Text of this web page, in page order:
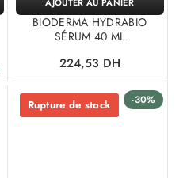
BIODERMA HYDRABIO
SÉRUM 40 ML
224,53 DH
-30%
Rupture de stock